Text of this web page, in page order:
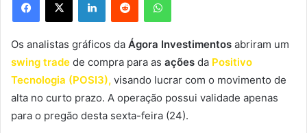
Os analistas gráficos da Ágora Investimentos abriram um
swing trade de compra para as ações da Positivo
Tecnologia (POSI3), visando lucrar com o movimento de
alta no curto prazo. A operação possui validade apenas
para o pregão desta sexta-feira (24).